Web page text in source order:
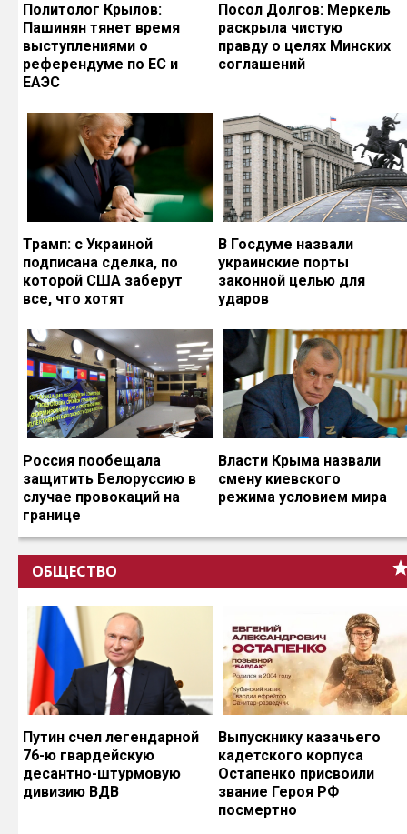
Политолог Крылов:
Пашинян тянет время
выступлениями о
референдуме по ЕС и
ЕАЭС
Посол Долгов: Меркель
раскрыла чистую
правду о целях Минских
соглашений
Трамп: с Украиной
подписана сделка, по
которой США заберут
все, что хотят
В Госдуме назвали
украинские порты
законной целью для
ударов
Россия пообещала
защитить Белоруссию в
случае провокаций на
границе
Власти Крыма назвали
смену киевского
режима условием мира
ОБЩЕСТВО
Путин счел легендарной
76-ю гвардейскую
десантно-штурмовую
дивизию ВДВ
Выпускнику казачьего
кадетского корпуса
Остапенко присвоили
звание Героя РФ
посмертно